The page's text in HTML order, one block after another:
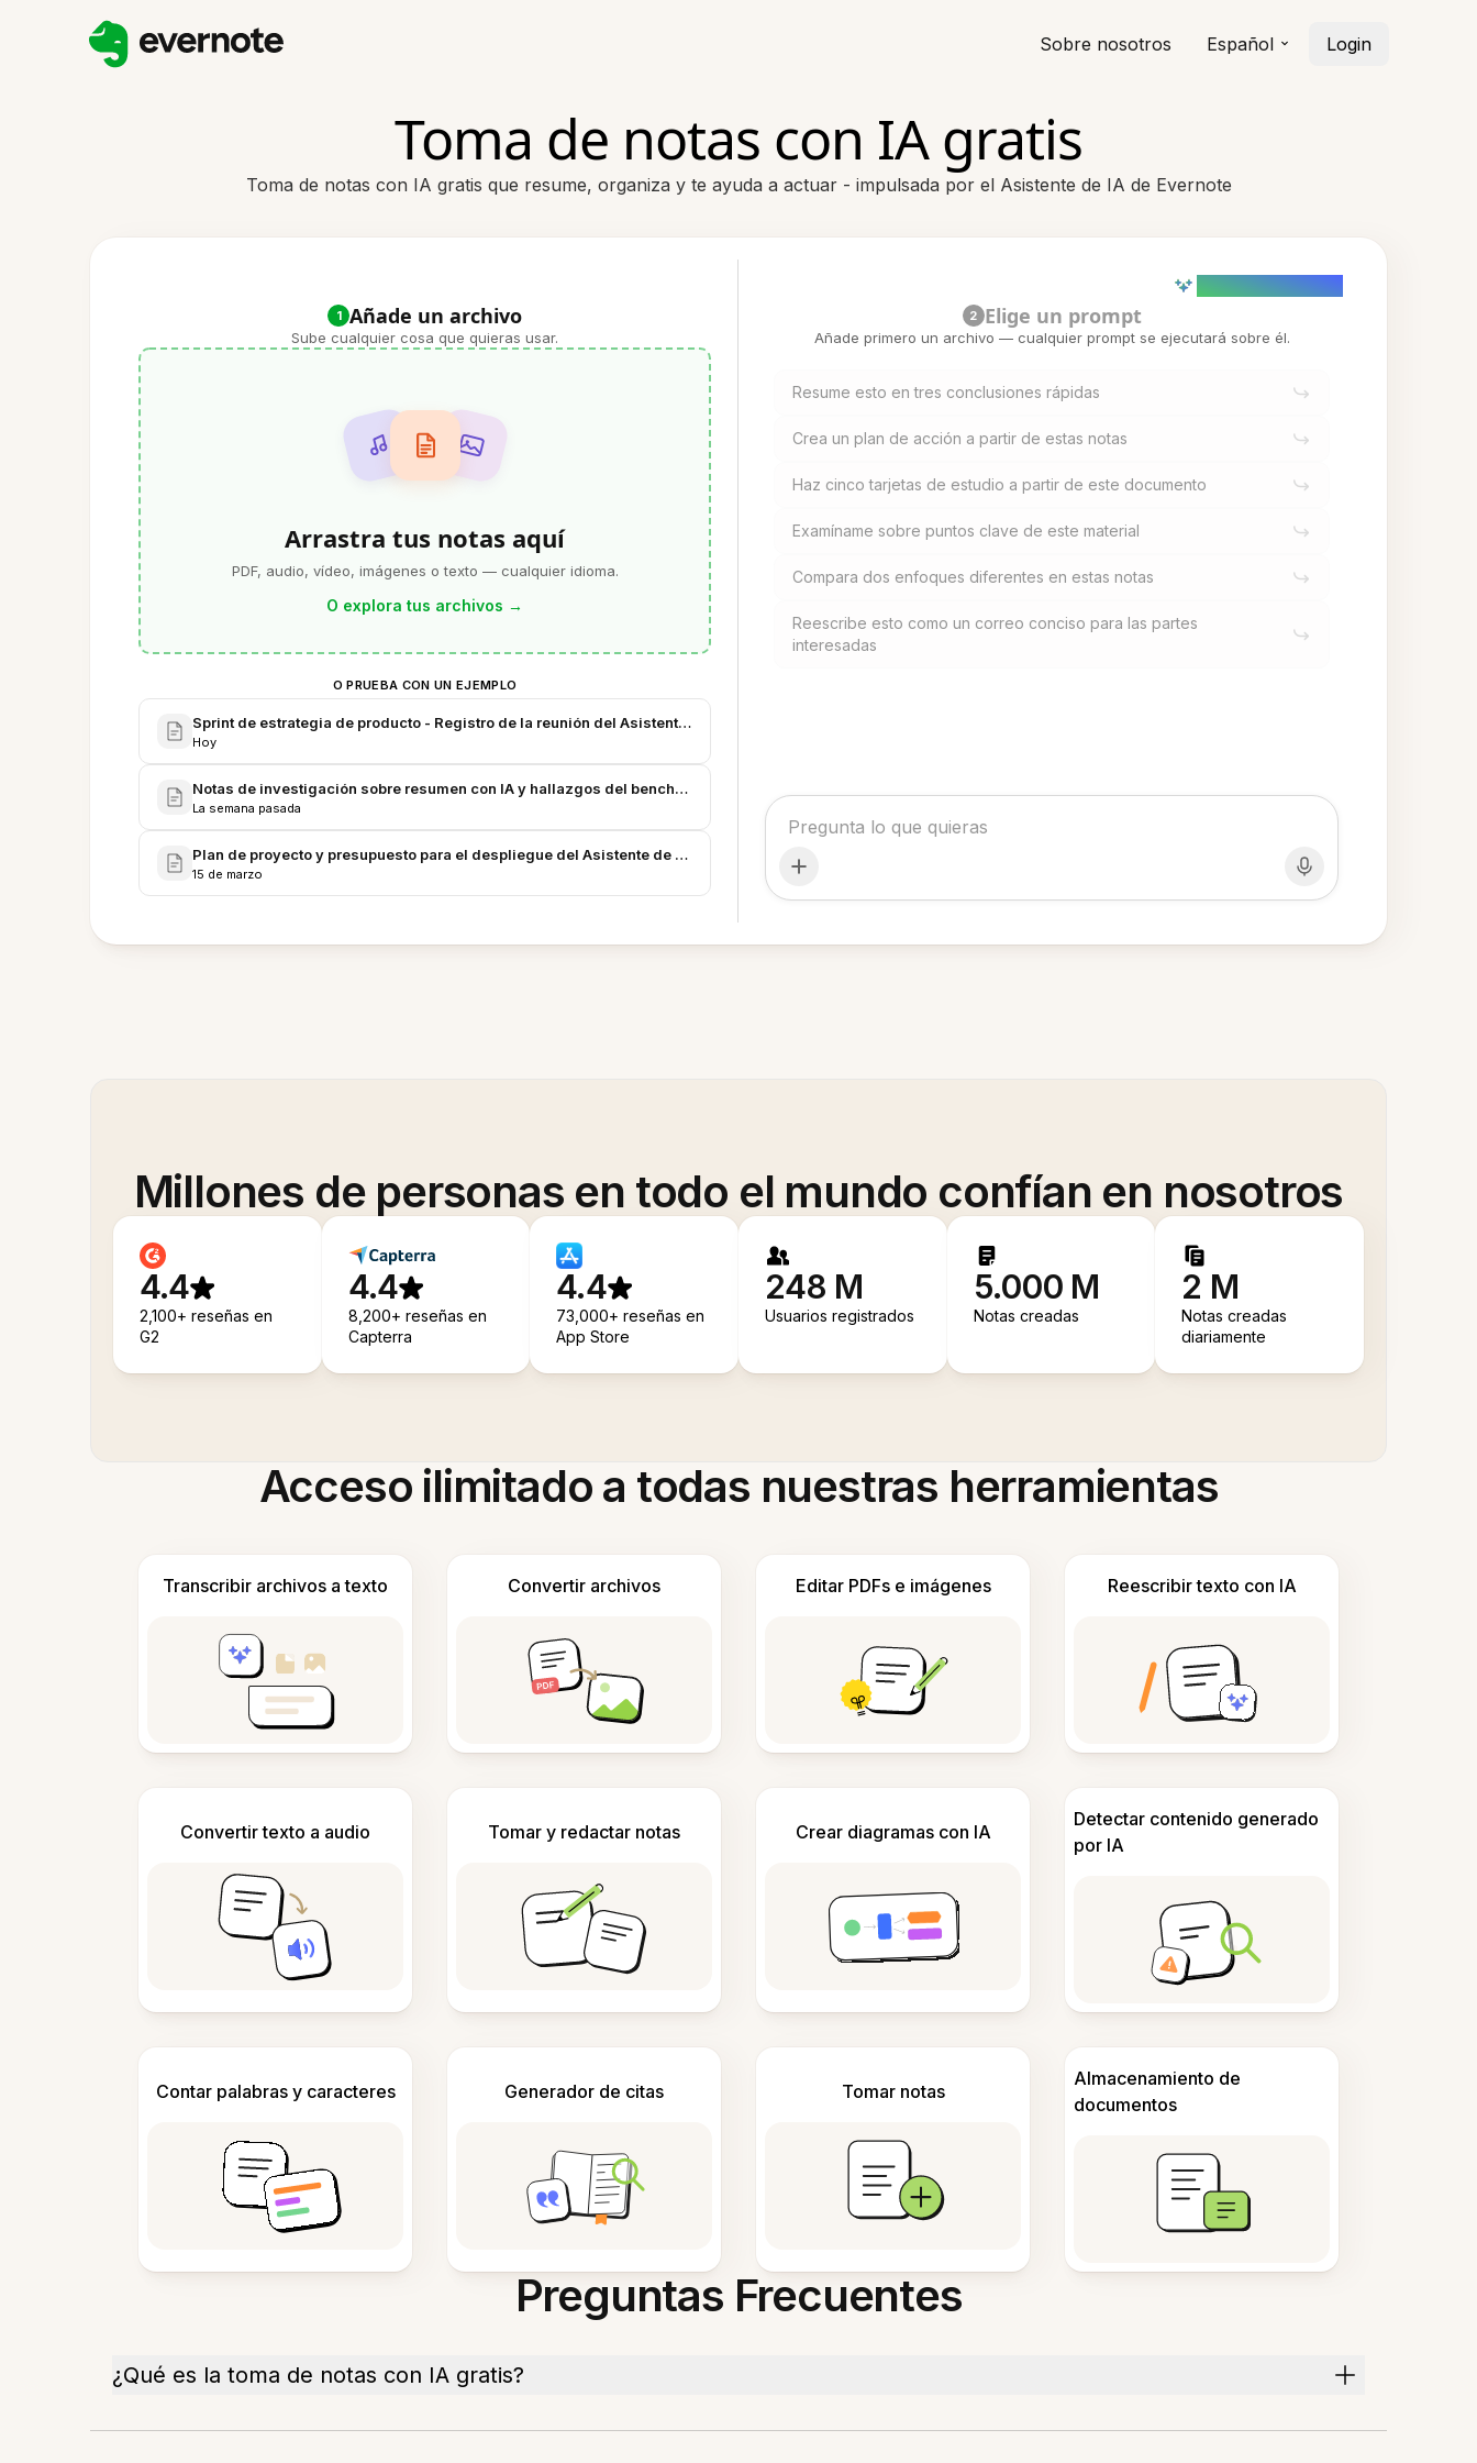
Sobre nosotros Español Login
Toma de notas con IA gratis
Toma de notas con IA gratis que resume, organiza y te ayuda a actuar - impulsada por el Asistente de IA de Evernote
1 Añade un archivo
Sube cualquier cosa que quieras usar.
Arrastra tus notas aquí
PDF, audio, vídeo, imágenes o texto — cualquier idioma.
O explora tus archivos →
O PRUEBA CON UN EJEMPLO
Sprint de estrategia de producto - Registro de la reunión del Asistente de Notas con IA
Hoy
Notas de investigación sobre resumen con IA y hallazgos del benchmark
La semana pasada
Plan de proyecto y presupuesto para el despliegue del Asistente de Notas con IA
15 de marzo
2 Elige un prompt
Añade primero un archivo — cualquier prompt se ejecutará sobre él.
Resume esto en tres conclusiones rápidas
Crea un plan de acción a partir de estas notas
Haz cinco tarjetas de estudio a partir de este documento
Examíname sobre puntos clave de este material
Compara dos enfoques diferentes en estas notas
Reescribe esto como un correo conciso para las partes
interesadas
Millones de personas en todo el mundo confían en nosotros
4.4
2,100+ reseñas en
G2
4.4
8,200+ reseñas en
Capterra
4.4
73,000+ reseñas en
App Store
248 M
Usuarios registrados
5.000 M
Notas creadas
2 M
Notas creadas
diariamente
Acceso ilimitado a todas nuestras herramientas
Transcribir archivos a texto Convertir archivos Editar PDFs e imágenes Reescribir texto con IA
Convertir texto a audio Tomar y redactar notas Crear diagramas con IA
Detectar contenido generado
por IA
Contar palabras y caracteres Generador de citas Tomar notas
Almacenamiento de
documentos
Preguntas Frecuentes
¿Qué es la toma de notas con IA gratis?